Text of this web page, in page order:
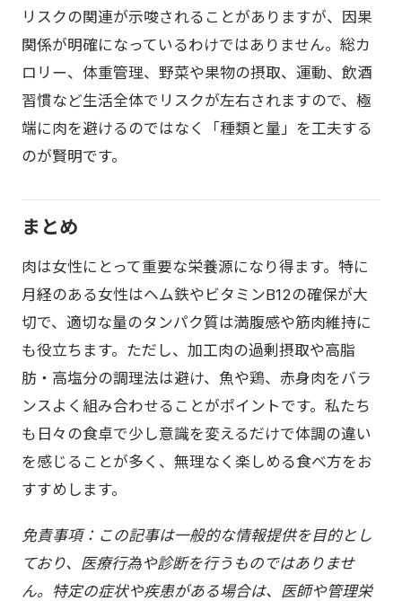
リスクの関連が示唆されることがありますが、因果
関係が明確になっているわけではありません。総カ
ロリー、体重管理、野菜や果物の摂取、運動、飲酒
習慣など生活全体でリスクが左右されますので、極
端に肉を避けるのではなく「種類と量」を工夫する
のが賢明です。
まとめ
肉は女性にとって重要な栄養源になり得ます。特に
月経のある女性はヘム鉄やビタミンB12の確保が大
切で、適切な量のタンパク質は満腹感や筋肉維持に
も役立ちます。ただし、加工肉の過剰摂取や高脂
肪・高塩分の調理法は避け、魚や鶏、赤身肉をバラ
ンスよく組み合わせることがポイントです。私たち
も日々の食卓で少し意識を変えるだけで体調の違い
を感じることが多く、無理なく楽しめる食べ方をお
すすめします。
免責事項：この記事は一般的な情報提供を目的とし
ており、医療行為や診断を行うものではありませ
ん。特定の症状や疾患がある場合は、医師や管理栄